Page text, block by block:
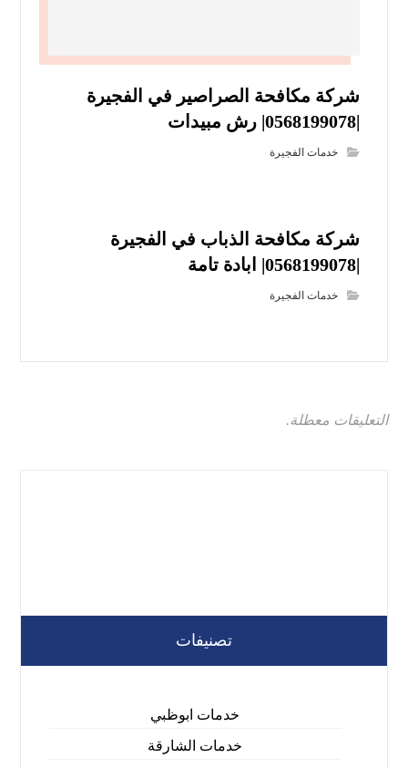
شركة مكافحة الصراصير في الفجيرة
|0568199078| رش مبيدات
خدمات الفجيرة
شركة مكافحة الذباب في الفجيرة
|0568199078| ابادة تامة
خدمات الفجيرة
التعليقات معطلة.
تصنيفات
خدمات ابوظبي
خدمات الشارقة